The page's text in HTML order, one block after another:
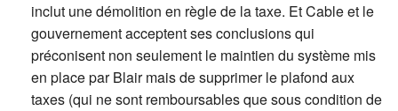
inclut une démolition en règle de la taxe. Et Cable et le
gouvernement acceptent ses conclusions qui
préconisent non seulement le maintien du système mis
en place par Blair mais de supprimer le plafond aux
taxes (qui ne sont remboursables que sous condition de